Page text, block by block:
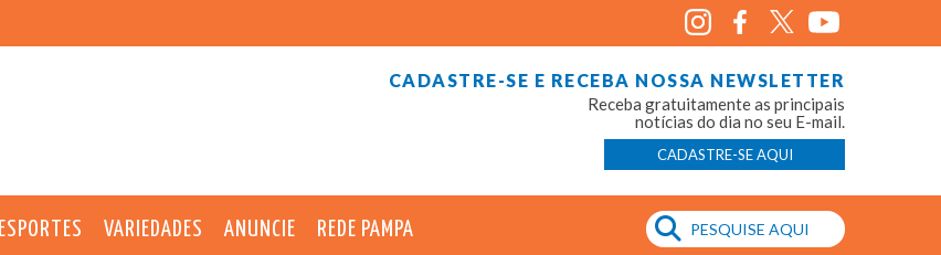
CADASTRE-SE E RECEBA NOSSA NEWSLETTER
Receba gratuitamente as principais
notícias do dia no seu E-mail.
CADASTRE-SE AQUI
ESPORTES VARIEDADES ANUNCIE REDE PAMPA